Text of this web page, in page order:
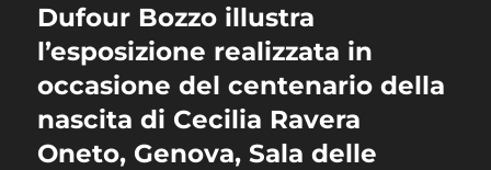
Dufour Bozzo illustra
l’esposizione realizzata in
occasione del centenario della
nascita di Cecilia Ravera
Oneto, Genova, Sala delle